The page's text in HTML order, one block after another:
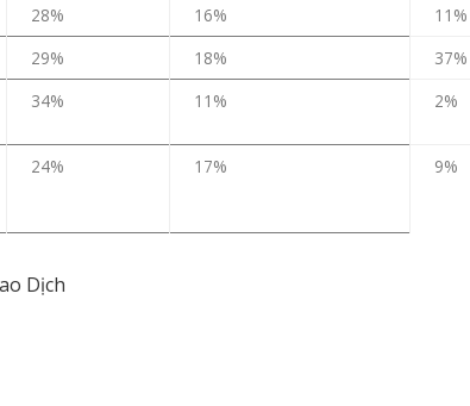
28% 16%
11%
29% 18%
37%
34% 11% 2%
24% 17% 9%
Dịch